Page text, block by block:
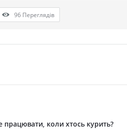
96 Переглядів
коли хтось курить?